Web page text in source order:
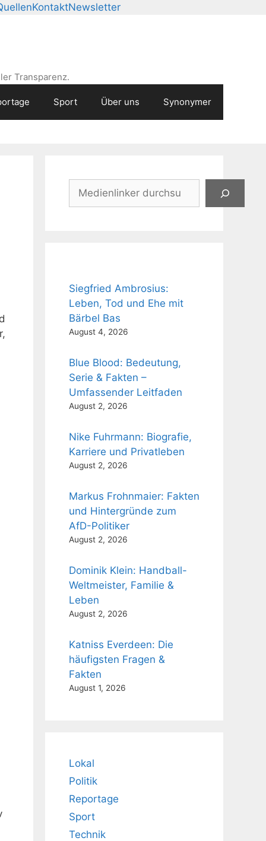
KontaktNewsletter
Transparenz.
Sport Über uns Synonymer
Suchen
Siegfried Ambrosius:
Leben, Tod und Ehe mit
Bärbel Bas
August 4, 2026
Blue Blood: Bedeutung,
Serie & Fakten –
Umfassender Leitfaden
August 2, 2026
Nike Fuhrmann: Biografie,
Karriere und Privatleben
August 2, 2026
Markus Frohnmaier: Fakten
und Hintergründe zum
AfD-Politiker
August 2, 2026
Dominik Klein: Handball-
Weltmeister, Familie &
Leben
August 2, 2026
Katniss Everdeen: Die
häufigsten Fragen &
Fakten
August 1, 2026
Lokal
Politik
Reportage
Sport
Technik